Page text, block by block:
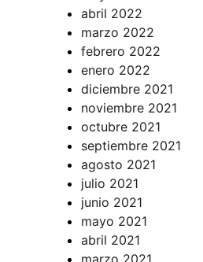
abril 2022
marzo 2022
febrero 2022
enero 2022
diciembre 2021
noviembre 2021
octubre 2021
septiembre 2021
agosto 2021
julio 2021
junio 2021
mayo 2021
abril 2021
marzo 2021